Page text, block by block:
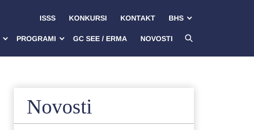
ISSS KONKURSI KONTAKT BHS
PROGRAMI GC SEE / ERMA NOVOSTI
Novosti